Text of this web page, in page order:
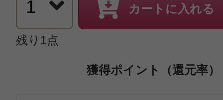
カートに入れる
残り1点
獲得ポイント（還元率）